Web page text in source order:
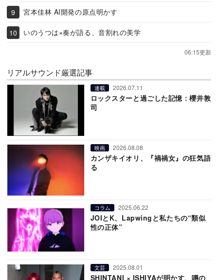
宮本佳林 AI開発の原点明かす
いのうつは×奏が語る、音割れの美学
06:15更新
リアルサウンド厳選記事
連載 2026.07.11
ロックスターと過ごした記憶：櫻井敦
司
映画 2026.08.08
カンザキイオリ、『禍禍女』の狂気語
る
コラム 2025.06.22
JOIとK、Lapwingと私たちの“類似
性の正体”
文芸 2025.08.01
SHINTANI × ISHIYAが明かす、噂の